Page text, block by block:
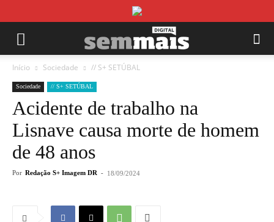
Início Sociedade // S+ SETÚBAL
Sociedade // S+ SETÚBAL
Acidente de trabalho na
Lisnave causa morte de homem
de 48 anos
Por Redação S+ Imagem DR - 18/09/2024